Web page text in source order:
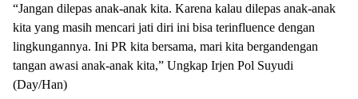
“Jangan dilepas anak-anak kita. Karena kalau dilepas anak-anak
kita yang masih mencari jati diri ini bisa terinfluence dengan
lingkungannya. Ini PR kita bersama, mari kita bergandengan
tangan awasi anak-anak kita,” Ungkap Irjen Pol Suyudi
(Day/Han)